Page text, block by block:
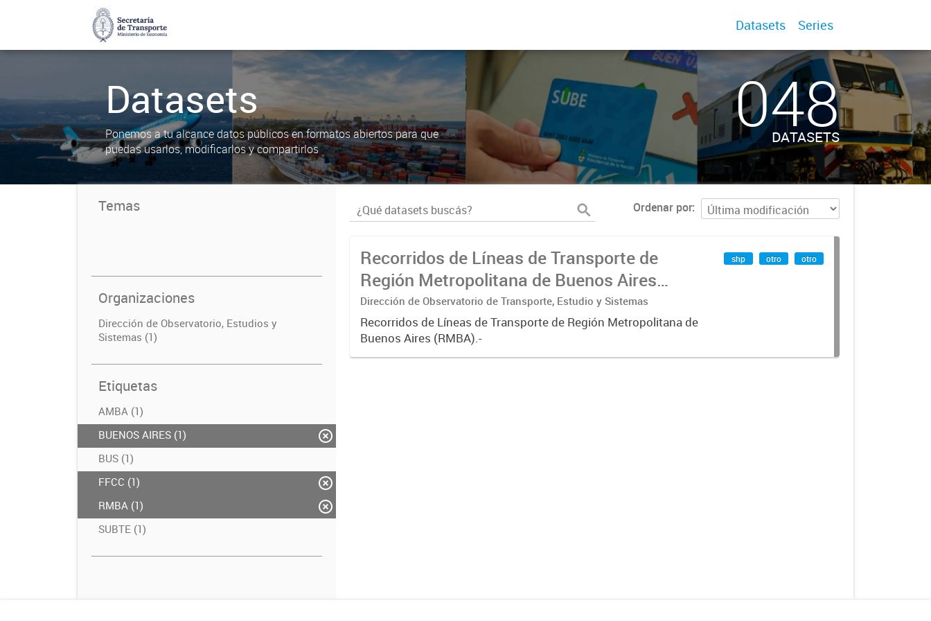
Datasets Series
Datasets
Ponemos a tu alcance datos públicos en formatos abiertos para que
puedas usarlos, modificarlos y compartirlos
048
DATASETS
Temas
Organizaciones
Dirección de Observatorio, Estudios y
Sistemas (1)
Etiquetas
AMBA (1)
BUENOS AIRES (1)
BUS (1)
FFCC (1)
RMBA (1)
SUBTE (1)
Ordenar por
Recorridos de Líneas de Transporte de
Región Metropolitana de Buenos Aires
(RMBA)
Dirección de Observatorio de Transporte, Estudio y Sistemas
Recorridos de Líneas de Transporte de Región Metropolitana de
Buenos Aires (RMBA).-
shp otro otro